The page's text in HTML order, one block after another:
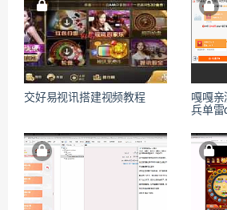
交好易视讯搭建视频教程
嘎嘎
兵单雷